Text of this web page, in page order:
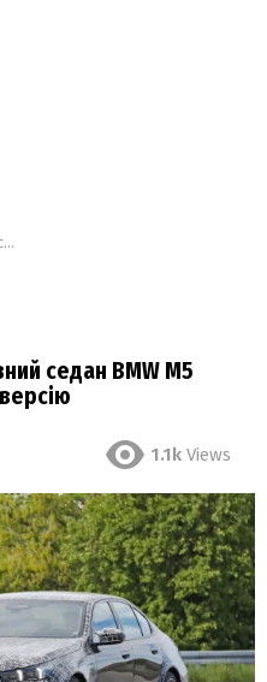
седан BMW M5
1.1k Views